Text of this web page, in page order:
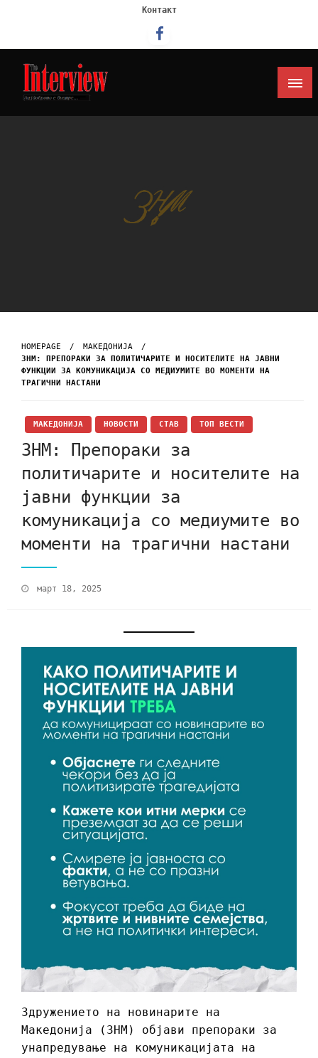
Контакт
Интервју
HOMEPAGE
МАКЕДОНИЈА
ЗНМ: ПРЕПОРАКИ ЗА ПОЛИТИЧАРИТЕ И НОСИТЕЛИТЕ НА ЈАВНИ
ФУНКЦИИ ЗА КОМУНИКАЦИЈА СО МЕДИУМИТЕ ВО МОМЕНТИ НА
ТРАГИЧНИ НАСТАНИ
МАКЕДОНИЈА НОВОСТИ СТАВ ТОП ВЕСТИ
ЗНМ: Препораки за
политичарите и носителите на
јавни функции за
комуникација со медиумите во
моменти на трагични настани
март 18, 2025
Здружението на новинарите на
Македонија (ЗНМ) објави препораки за
унапредување на комуникацијата на